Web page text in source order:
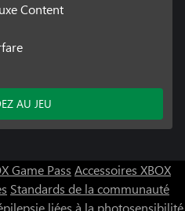
Content
AU JEU
Game Pass Accessoires XBOX
Standards de la communauté
liées à la photosensibilité